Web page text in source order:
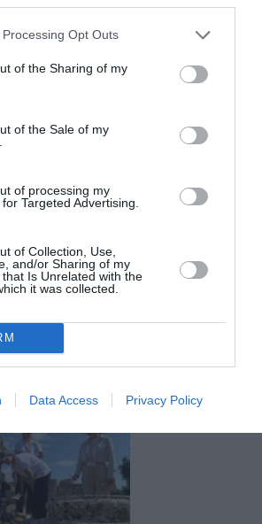
Opt Outs
of the Sharing of my
of the Sale of my
of processing my
Targeted Advertising.
of Collection, Use,
and/or Sharing of my
Is Unrelated with the
it was collected.
Data Access Privacy Policy